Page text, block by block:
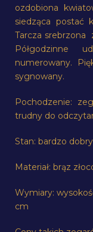
ozdobiona
siedząca postać
Tarcza srebrzona
Półgodzinne
numerowany.
sygnowany.
Pochodzenie:
trudny do
Stan: bardzo
Materiał: brąz
Wymiary:
cm